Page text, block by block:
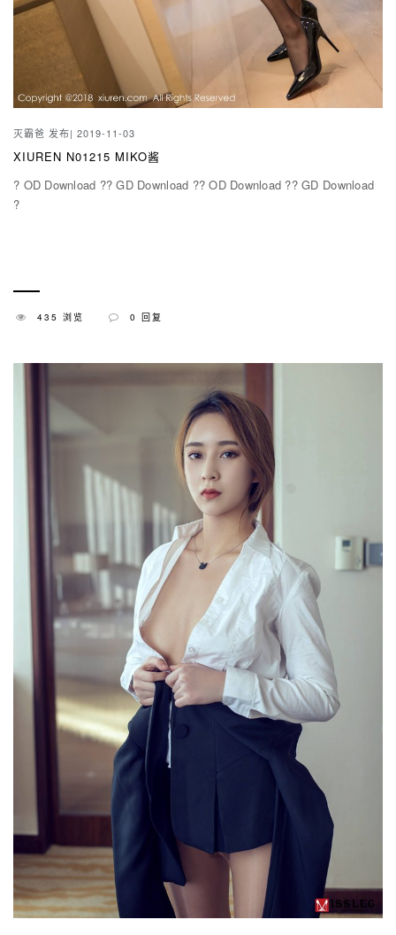
灭霸爸 发布| 2019-11-03
XIUREN N01215 MIKO酱
? OD Download ?? GD Download ?? OD Download ?? GD Download
?
435 浏览 0 回复